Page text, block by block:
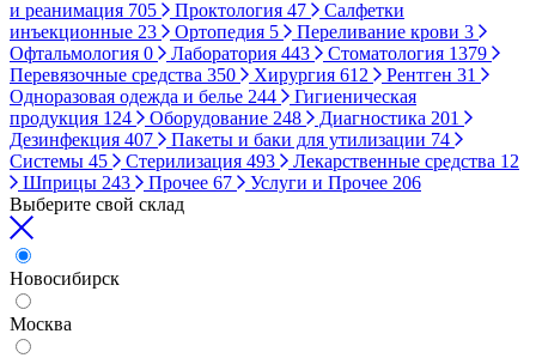
и реанимация 705 Проктология 47
Салфетки
инъекционные 23 Ортопедия 5 Переливание крови 3
Офтальмология 0 Лаборатория 443 Стоматология 1379
Перевязочные средства 350 Хирургия 612 Рентген 31
Одноразовая одежда и белье 244
Гигиеническая
продукция 124 Оборудование 248 Диагностика 201
Дезинфекция 407 Пакеты и баки для утилизации 74
Системы 45 Стерилизация 493 Лекарственные средства 12
Шприцы 243 Прочее 67 Услуги и Прочее 206
Выберите свой склад
Новосибирск
Москва